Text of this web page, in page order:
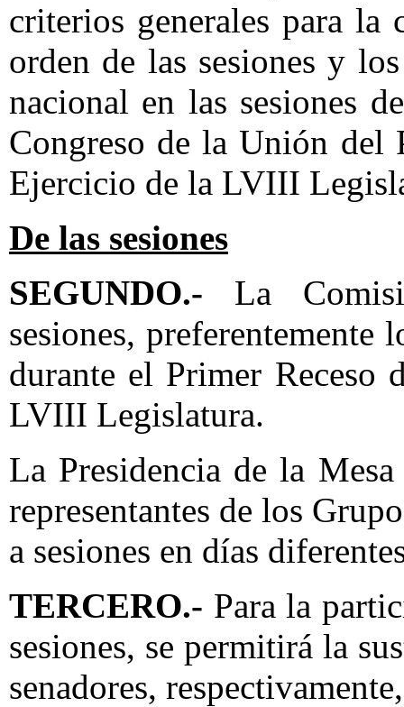
criterios generales para
orden de las sesiones y
nacional en las sesiones
Congreso de la Unión del
Ejercicio de la LVIII
De las sesiones
SEGUNDO.- La
sesiones, preferentemente
durante el Primer Receso
LVIII Legislatura.
La Presidencia de la
representantes de los
a sesiones en días
TERCERO.- Para la
sesiones, se permitirá la
senadores,